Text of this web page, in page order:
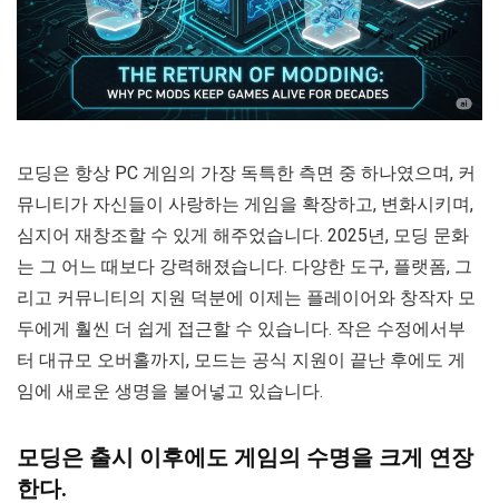
모딩은 항상 PC 게임의 가장 독특한 측면 중 하나였으며, 커
뮤니티가 자신들이 사랑하는 게임을 확장하고, 변화시키며,
심지어 재창조할 수 있게 해주었습니다. 2025년, 모딩 문화
는 그 어느 때보다 강력해졌습니다. 다양한 도구, 플랫폼, 그
리고 커뮤니티의 지원 덕분에 이제는 플레이어와 창작자 모
두에게 훨씬 더 쉽게 접근할 수 있습니다. 작은 수정에서부
터 대규모 오버홀까지, 모드는 공식 지원이 끝난 후에도 게
임에 새로운 생명을 불어넣고 있습니다.
모딩은 출시 이후에도 게임의 수명을 크게 연장
한다.